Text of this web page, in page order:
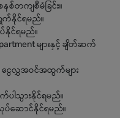
နစ်တကျစီမံခြင်း။
ရွက်နိုင်ရမည်။
နိုင်ရမည်။
များနှင့် ချိတ်ဆက်
ား၊ ငွေလွှအဝင်အထွက်များ
ပါသွားနိုင်ရမည်။
လုပ်ဆောင်နိုင်ရမည်။